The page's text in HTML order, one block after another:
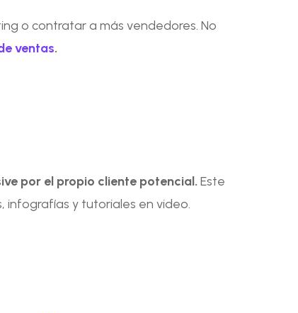
o contratar a más vendedores. No
ventas.
por el propio cliente potencial. Este
infografías y tutoriales en video.